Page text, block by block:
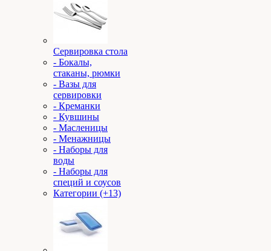
Сервировка стола
- Бокалы,
стаканы, рюмки
- Вазы для
сервировки
- Креманки
- Кувшины
- Масленицы
- Менажницы
- Наборы для
воды
- Наборы для
специй и соусов
Категории (+13)